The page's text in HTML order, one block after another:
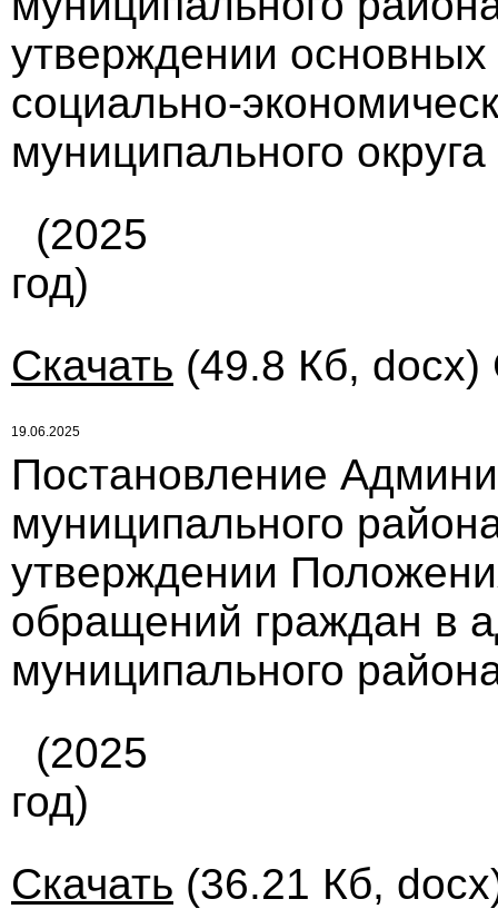
утверждении основных
социально-
муниципального
(2025
год)
Скачать (49.8 Кб, docx)
19.06.2025
Постановление
муниципального
утверждении
обращений граждан в
муниципального
(2025
год)
Скачать (36.21 Кб,